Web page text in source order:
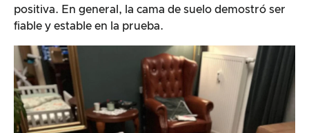
positiva. En general, la cama de suelo demostró ser
fiable y estable en la prueba.